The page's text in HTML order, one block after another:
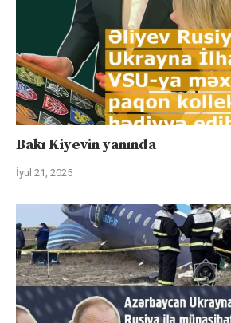
Bakı Kiyevin yanında
İyul 21, 2025